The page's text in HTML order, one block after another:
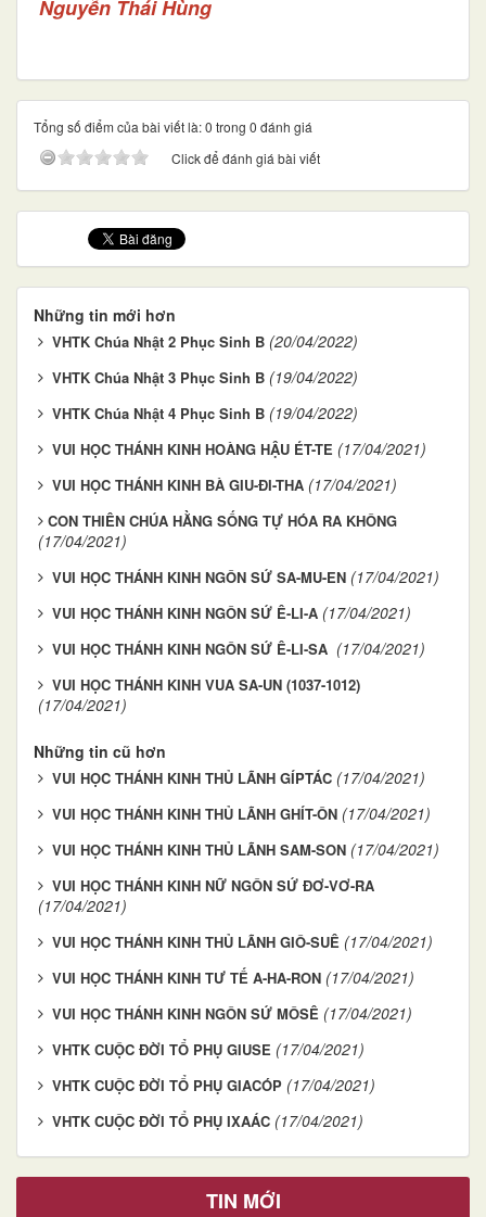
Nguyễn Thái Hùng
Tổng số điểm của bài viết là: 0 trong 0 đánh giá
Click để đánh giá bài viết
Những tin mới hơn
VHTK Chúa Nhật 2 Phục Sinh B (20/04/2022)
VHTK Chúa Nhật 3 Phục Sinh B (19/04/2022)
VHTK Chúa Nhật 4 Phục Sinh B (19/04/2022)
VUI HỌC THÁNH KINH HOÀNG HẬU ÉT-TE (17/04/2021)
VUI HỌC THÁNH KINH BÀ GIU-ĐI-THA (17/04/2021)
​​​​CON THIÊN CHÚA HẰNG SỐNG TỰ HÓA RA KHÔNG
(17/04/2021)
VUI HỌC THÁNH KINH NGÔN SỨ SA-MU-EN (17/04/2021)
VUI HỌC THÁNH KINH NGÔN SỨ Ê-LI-A (17/04/2021)
VUI HỌC THÁNH KINH NGÔN SỨ Ê-LI-SA (17/04/2021)
VUI HỌC THÁNH KINH VUA SA-UN (1037-1012)
(17/04/2021)
Những tin cũ hơn
VUI HỌC THÁNH KINH THỦ LÃNH GÍPTÁC (17/04/2021)
VUI HỌC THÁNH KINH THỦ LÃNH GHÍT-ÔN (17/04/2021)
VUI HỌC THÁNH KINH THỦ LÃNH SAM-SON (17/04/2021)
VUI HỌC THÁNH KINH NỮ NGÔN SỨ ĐƠ-VƠ-RA
(17/04/2021)
VUI HỌC THÁNH KINH THỦ LÃNH GIÔ-SUÊ (17/04/2021)
VUI HỌC THÁNH KINH TƯ TẾ A-HA-RON (17/04/2021)
VUI HỌC THÁNH KINH NGÔN SỨ MÔSÊ (17/04/2021)
VHTK CUỘC ĐỜI TỔ PHỤ GIUSE (17/04/2021)
VHTK CUỘC ĐỜI TỔ PHỤ GIACÓP (17/04/2021)
VHTK CUỘC ĐỜI TỔ PHỤ IXAÁC (17/04/2021)
TIN MỚI